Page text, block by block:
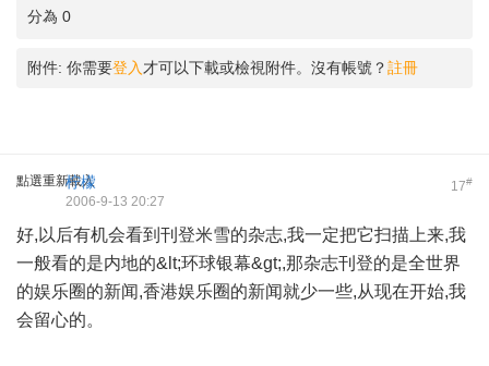
分為 0
附件: 你需要登入 才可以下載或檢視附件。沒有帳號？註冊
點選重新載入 17#
柠檬
2006-9-13 20:27
好,以后有机会看到刊登米雪的杂志,我一定把它扫描上来,我
一般看的是内地的&lt;环球银幕&gt;,那杂志刊登的是全世界
的娱乐圈的新闻,香港娱乐圈的新闻就少一些,从现在开始,我
会留心的。